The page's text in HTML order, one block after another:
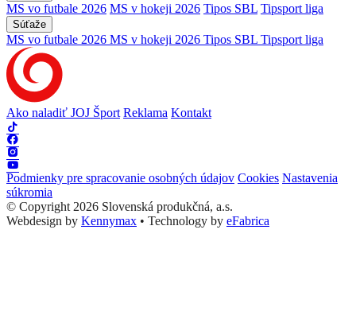
MS vo futbale 2026 MS v hokeji 2026 Tipos SBL Tipsport liga
Súťaže
MS vo futbale 2026 MS v hokeji 2026 Tipos SBL Tipsport liga
Ako naladiť JOJ Šport Reklama Kontakt
Podmienky pre spracovanie osobných údajov Cookies Nastavenia
súkromia
© Copyright 2026 Slovenská produkčná, a.s.
Webdesign by Kennymax • Technology by eFabrica